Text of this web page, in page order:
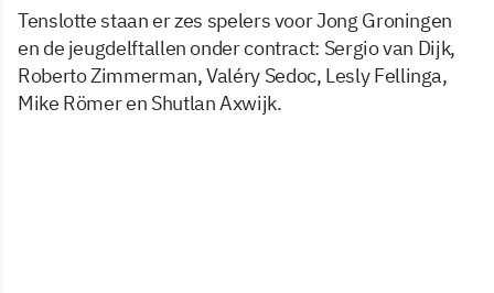
Tenslotte staan er zes spelers voor Jong Groningen
en de jeugdelftallen onder contract: Sergio van Dijk,
Roberto Zimmerman, Valéry Sedoc, Lesly Fellinga,
Mike Römer en Shutlan Axwijk.